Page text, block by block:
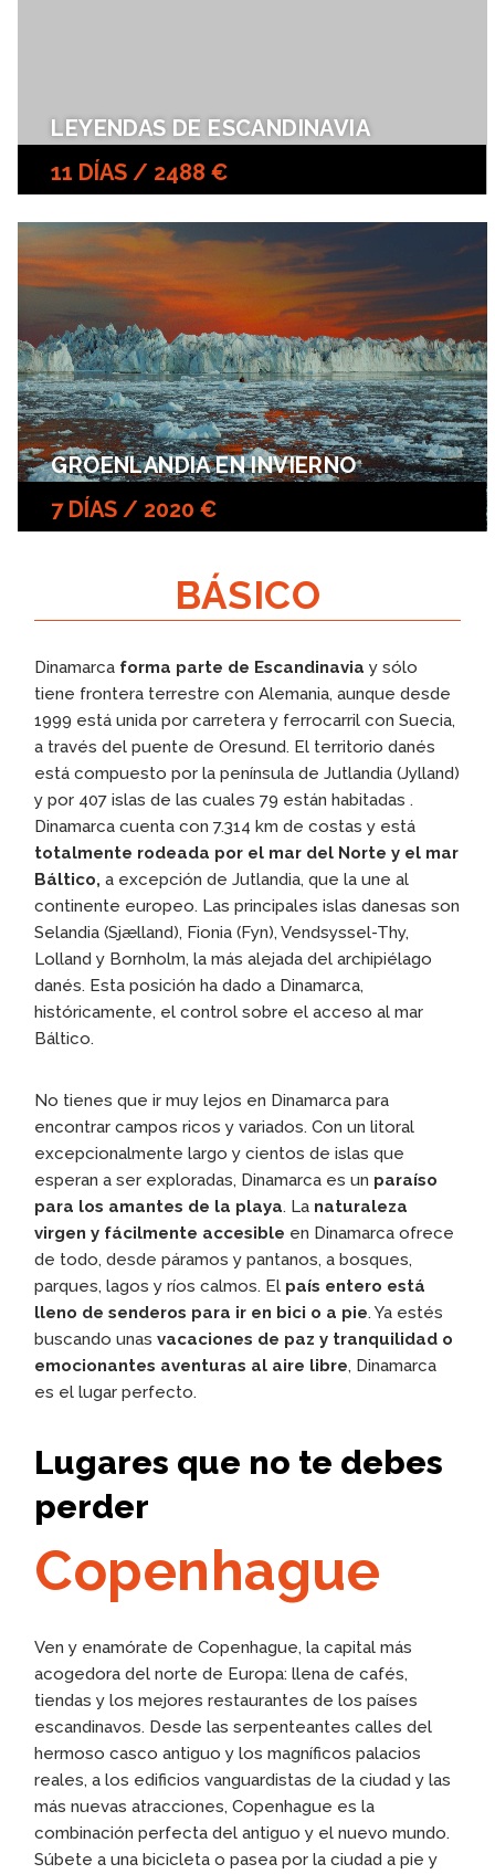
LEYENDAS DE ESCANDINAVIA
11 DÍAS / 2488 €
GROENLANDIA EN INVIERNO
7 DÍAS / 2020 €
BÁSICO
Dinamarca forma parte de Escandinavia y sólo
tiene frontera terrestre con Alemania, aunque desde
1999 está unida por carretera y ferrocarril con Suecia,
a través del puente de Oresund. El territorio danés
está compuesto por la península de Jutlandia (Jylland)
y por 407 islas de las cuales 79 están habitadas .
Dinamarca cuenta con 7.314 km de costas y está
totalmente rodeada por el mar del Norte y el mar
Báltico, a excepción de Jutlandia, que la une al
continente europeo. Las principales islas danesas son
Selandia (Sjælland), Fionia (Fyn), Vendsyssel-Thy,
Lolland y Bornholm, la más alejada del archipiélago
danés. Esta posición ha dado a Dinamarca,
históricamente, el control sobre el acceso al mar
Báltico.
No tienes que ir muy lejos en Dinamarca para
encontrar campos ricos y variados. Con un litoral
excepcionalmente largo y cientos de islas que
esperan a ser exploradas, Dinamarca es un paraíso
para los amantes de la playa. La naturaleza
virgen y fácilmente accesible en Dinamarca ofrece
de todo, desde páramos y pantanos, a bosques,
parques, lagos y ríos calmos. El país entero está
lleno de senderos para ir en bici o a pie. Ya estés
buscando unasvacaciones de paz y tranquilidad o
emocionantes aventuras al aire libre, Dinamarca
es el lugar perfecto.
Lugares que no te debes
perder
Copenhague
Ven y enamórate de Copenhague, la capital más
acogedora del norte de Europa: llena de cafés,
tiendas y los mejores restaurantes de los países
escandinavos. Desde las serpenteantes calles del
hermoso casco antiguo y los magníficos palacios
reales, a los edificios vanguardistas de la ciudad y las
más nuevas atracciones, Copenhague es la
combinación perfecta del antiguo y el nuevo mundo.
Súbete a una bicicleta o pasea por la ciudad a pie y